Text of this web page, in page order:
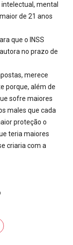
mental
de 21 anos
que o INSS
no prazo de
merece
porque, além de
sofre maiores
males que cada
proteção o
teria maiores
criaria com a